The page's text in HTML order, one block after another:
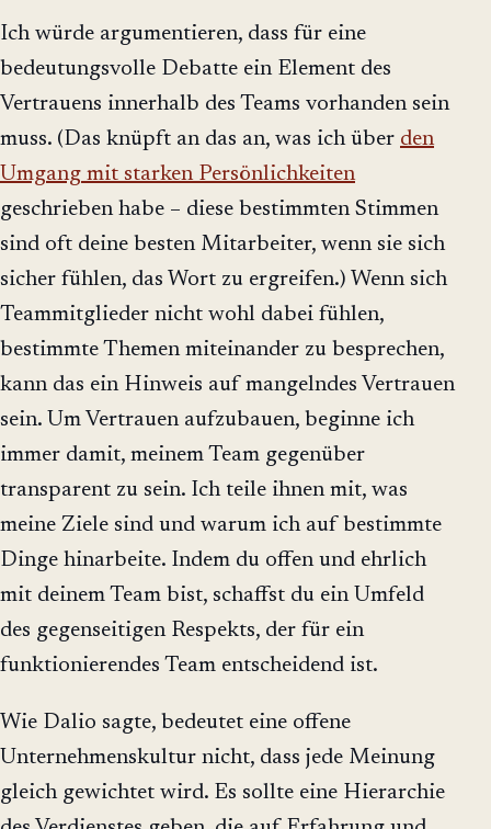
Ich würde argumentieren, dass für eine
bedeutungsvolle Debatte ein Element des
Vertrauens innerhalb des Teams vorhanden sein
muss. (Das knüpft an das an, was ich über den
Umgang mit starken Persönlichkeiten
geschrieben habe – diese bestimmten Stimmen
sind oft deine besten Mitarbeiter, wenn sie sich
sicher fühlen, das Wort zu ergreifen.) Wenn sich
Teammitglieder nicht wohl dabei fühlen,
bestimmte Themen miteinander zu besprechen,
kann das ein Hinweis auf mangelndes Vertrauen
sein. Um Vertrauen aufzubauen, beginne ich
immer damit, meinem Team gegenüber
transparent zu sein. Ich teile ihnen mit, was
meine Ziele sind und warum ich auf bestimmte
Dinge hinarbeite. Indem du offen und ehrlich
mit deinem Team bist, schaffst du ein Umfeld
des gegenseitigen Respekts, der für ein
funktionierendes Team entscheidend ist.
Wie Dalio sagte, bedeutet eine offene
Unternehmenskultur nicht, dass jede Meinung
gleich gewichtet wird. Es sollte eine Hierarchie